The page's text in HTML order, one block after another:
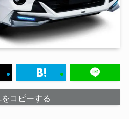
コピーする